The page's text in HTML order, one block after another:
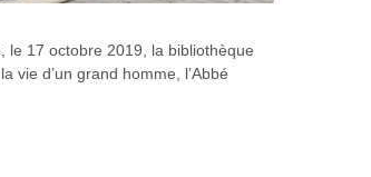
le 17 octobre 2019, la bibliothèque
vie d’un grand homme, l’Abbé